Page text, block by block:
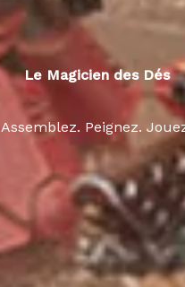
Le Magicien des Dés
Assemblez. Peignez.